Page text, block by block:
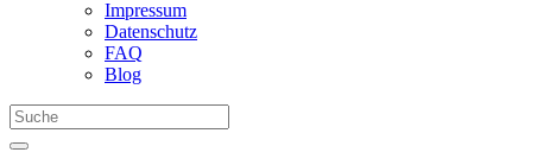
Impressum
Datenschutz
FAQ
Blog